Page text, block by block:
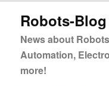
primären
springen
Robots-Blog
News about
Automation,
more!